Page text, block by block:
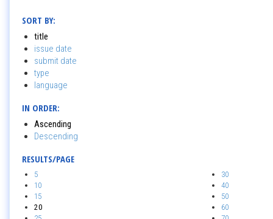
SORT BY:
title
issue date
submit date
type
language
IN ORDER:
Ascending
Descending
RESULTS/PAGE
5
10
15
20
30
40
50
60